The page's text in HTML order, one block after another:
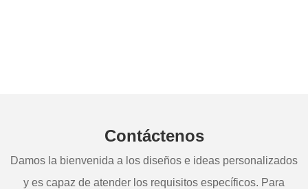
Contáctenos
Damos la bienvenida a los diseños e ideas personalizados
y es capaz de atender los requisitos específicos. Para